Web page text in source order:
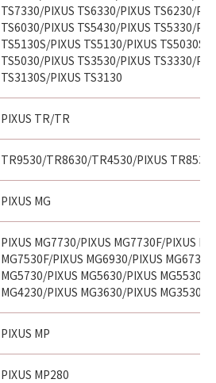
TS7330/PIXUS TS6330/PIXUS TS6230/
TS6030/PIXUS TS5430/PIXUS TS5330/
TS5130S/PIXUS TS5130/PIXUS TS5030S/
TS5030/PIXUS TS3530/PIXUS TS3330/
TS3130S/PIXUS TS3130
PIXUS TR/TR
TR9530/TR8630/TR4530/PIXUS
PIXUS MG
PIXUS MG7730/PIXUS MG7730F/PIXUS
MG7530F/PIXUS MG6930/PIXUS MG6730/
MG5730/PIXUS MG5630/PIXUS MG5530/
MG4230/PIXUS MG3630/PIXUS MG3530
PIXUS MP
PIXUS MP280